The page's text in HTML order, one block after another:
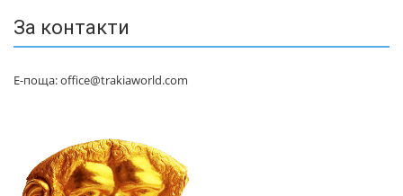
За контакти
Е-поща: office@trakiaworld.com